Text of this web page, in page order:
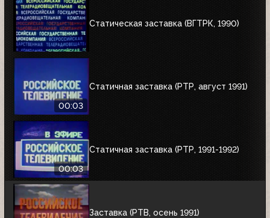
Статическая заставка (ВГТРК, 1990)
00:03
Статичная заставка (РТР, август 1991)
00:03
Статичная заставка (РТР, 1991-1992)
Заставка (РТВ, осень 1991)